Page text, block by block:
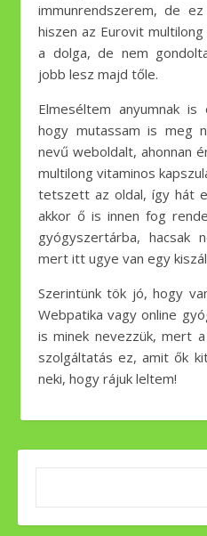
immunrendszerem, de
hiszen az Eurovit
a dolga, de nem
jobb lesz majd tőle.
Elmeséltem anyumnak
hogy mutassam is meg
nevű weboldalt, ahonnan
multilong vitaminos
tetszett az oldal, így hát
akkor ő is innen fog
gyógyszertárba, hacsak
mert itt ugye van egy
Szerintünk tök jó, hogy
Webpatika vagy online
is minek nevezzük, mert
szolgáltatás ez, amit ők
neki, hogy rájuk leltem!